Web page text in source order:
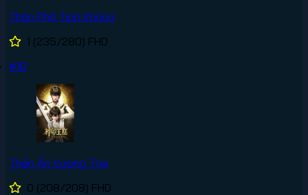
Thôn Phệ Tinh Không
1 (235/280) FHD
#10
Thần Ấn Vương Tọa
0 (208/208) FHD